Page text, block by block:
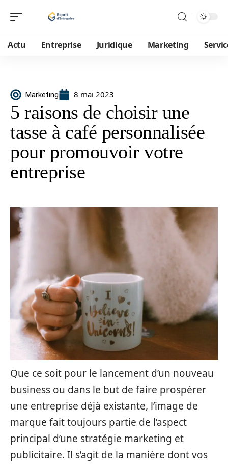
Actu Entreprise Juridique Marketing
Marketing 8 mai 2023
5 raisons de choisir une
tasse à café personnalisée
pour promouvoir votre
entreprise
Que ce soit pour le lancement d’un nouveau
business ou dans le but de faire prospérer
une entreprise déjà existante, l’image de
marque fait toujours partie de l’aspect
principal d’une stratégie marketing et
publicitaire. Il s’agit de la manière dont vos